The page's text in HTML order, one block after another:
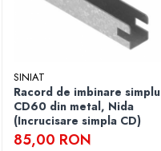
SINIAT
Racord de imbinare simplu
CD60 din metal, Nida
(Incrucisare simpla CD)
85,00 RON